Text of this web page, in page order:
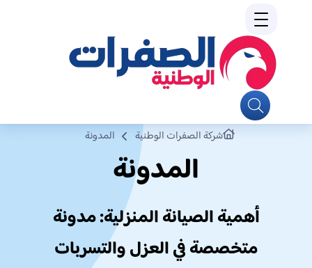
شركة الصفرات الوطنية المدونة
المدونة
أهمية الصيانة المنزلية: مدونة
متخصصة في العزل والتسربات